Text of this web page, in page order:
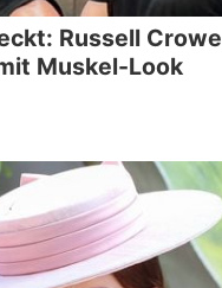
Russell Crowe
Muskel-Look